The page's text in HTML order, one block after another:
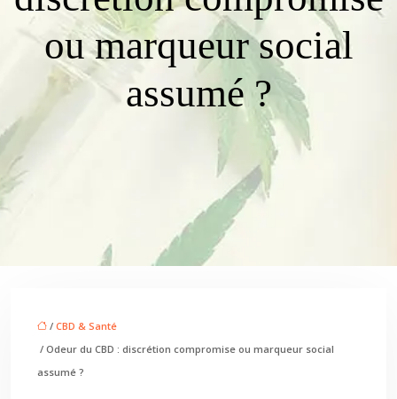
ou marqueur social
assumé ?
/ CBD & Santé
/ Odeur du CBD : discrétion compromise ou marqueur social
assumé ?